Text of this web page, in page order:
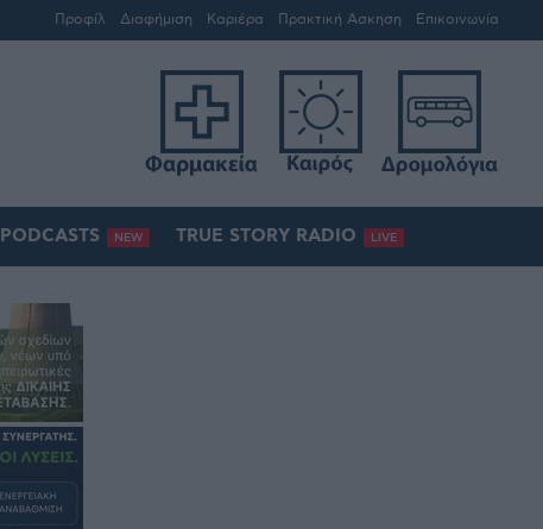
Προφίλ Διαφήμιση Καριέρα Πρακτική Άσκηση Επικοινωνία
PODCASTS NEW TRUE STORY RADIO LIVE